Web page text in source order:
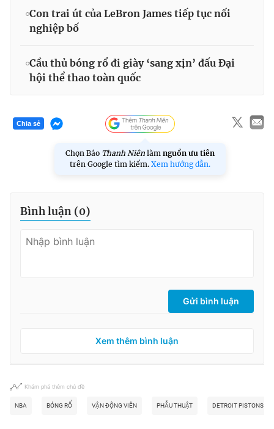
Con trai út của LeBron James tiếp tục nối
nghiệp bố
Cầu thủ bóng rổ đi giày ‘sang xịn’ đấu Đại
hội thể thao toàn quốc
Chia sẻ
Chọn Báo Thanh Niên làm nguồn ưu tiên
trên Google tìm kiếm. Xem hướng dẫn.
Bình luận (0)
Gửi bình luận
Xem thêm bình luận
Khám phá thêm chủ đề
NBA BÓNG RỔ VẬN ĐỘNG VIÊN PHẪU THUẬT DETROIT PISTONS